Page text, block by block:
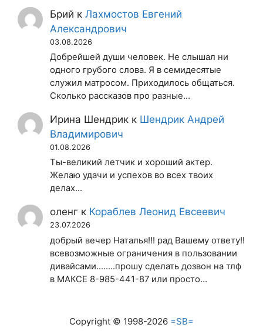
Брий кЛахмостов Евгений
Александрович
03.08.2026
Добрейшей души человек. Не слышал ни
одного грубого слова. Я в семидесятые
служил матросом. Приходилось общаться.
Сколько рассказов про разные…
Ирина Шендрик к Шендрик Андрей
Владимирович
01.08.2026
Ты-великий летчик и хороший актер.
Желаю удачи и успехов во всех твоих
делах...
оленг к Кораблев Леонид Евсеевич
23.07.2026
добрый вечер Наталья!!! рад Вашему ответу!!
всевозможные ограничения в пользовании
дивайсами........прошу сделать дозвон на тлф
в МАКСЕ 8-985-441-87 или просто…
Copyright © 1998-2026 =SB=